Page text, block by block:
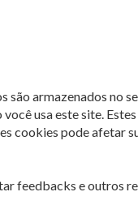
armazenados no
usa este site.
cookies pode afetar
feedbacks e outros